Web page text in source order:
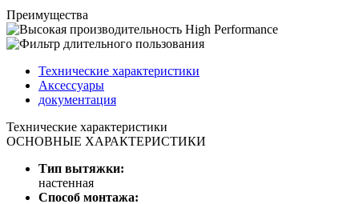
Преимущества
Технические характеристики
Аксессуары
документация
Технические характеристики
ОСНОВНЫЕ ХАРАКТЕРИСТИКИ
Тип вытяжки:
настенная
Способ монтажа: